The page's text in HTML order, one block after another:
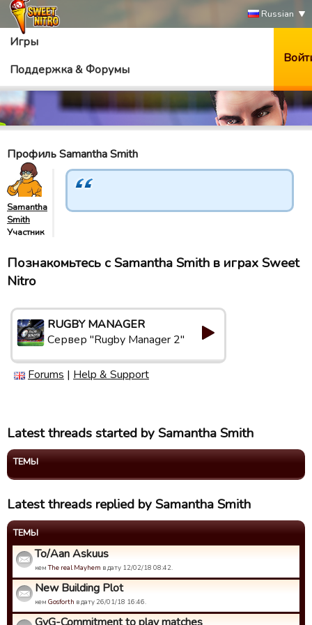
Russian
Игры
Поддержка & Форумы
Профиль Samantha Smith
Samantha
Smith
Участник
Познакомьтесь с Samantha Smith в играх Sweet
Nitro
RUGBY MANAGER
Сервер "Rugby Manager 2"
Forums | Help & Support
Latest threads started by Samantha Smith
ТЕМЫ
Latest threads replied by Samantha Smith
ТЕМЫ
To/Aan Askuus
кемThe real Mayhem в дату 12/02/18 08:42.
New Building Plot
кем Gosforth в дату 26/01/18 16:46.